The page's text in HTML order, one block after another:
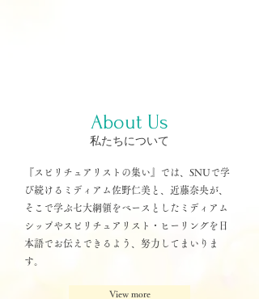
About Us
私たちについて
『スピリチュアリストの集い』では、SNUで学
び続けるミディアム佐野仁美と、近藤奈央が、
そこで学ぶ七大綱領をベースとしたミディアム
シップやスピリチュアリスト・ヒーリングを日
本語でお伝えできるよう、努力してまいりま
す。
View more